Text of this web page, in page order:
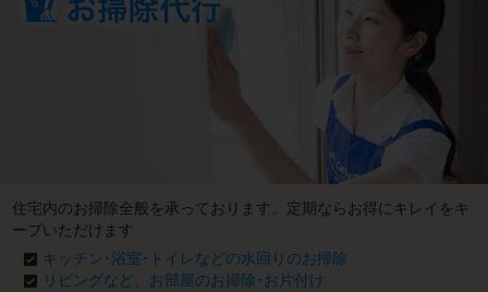
住宅内のお掃除全般を承っております。定期ならお得にキレイをキ
ープいただけます
キッチン･浴室･トイレなどの水回りのお掃除
リビングなど、お部屋のお掃除･お片付け